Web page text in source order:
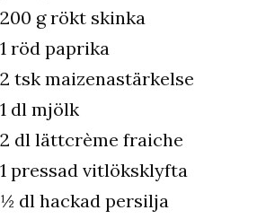
200 g rökt skinka
1 röd paprika
2 tsk maizenastärkelse
1 dl mjölk
2 dl lättcrème fraiche
1 pressad vitlöksklyfta
½ dl hackad persilja